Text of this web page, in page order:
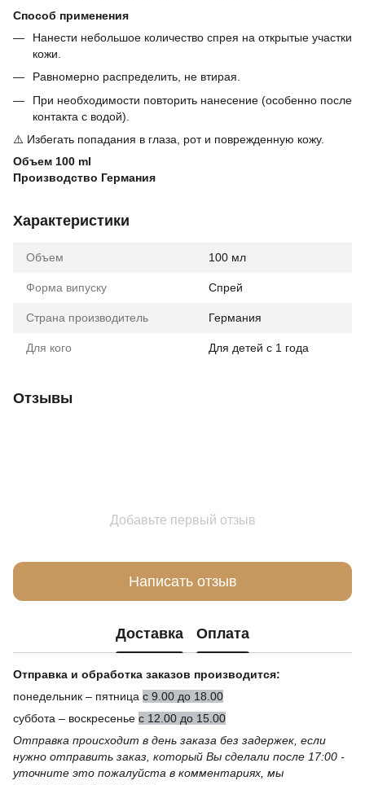
Способ применения
Нанести небольшое количество спрея на открытые участки
кожи.
Равномерно распределить, не втирая.
При необходимости повторить нанесение (особенно после
контакта с водой).
⚠️ Избегать попадания в глаза, рот и поврежденную кожу.
Объем 100 ml
Производство Германия
Характеристики
Объем 100 мл
Форма випуску Спрей
Страна производитель Германия
Для кого Для детей с 1 года
Отзывы
Добавьте первый отзыв
Написать отзыв
Доставка Оплата
Отправка и обработка заказов производится:
понедельник – пятница с 9.00 до 18.00
суббота – воскресенье с 12.00 до 15.00
Отправка происходит в день заказа без задержек, если
нужно отправить заказ, который Вы сделали после 17:00 -
уточните это пожалуйста в комментариях, мы